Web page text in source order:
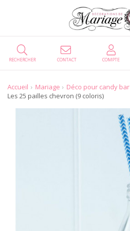
CONTACT
RECHERCHER COMPTE
Accueil Mariage Déco pour candy bar
Les 25 pailles chevron (9 coloris)